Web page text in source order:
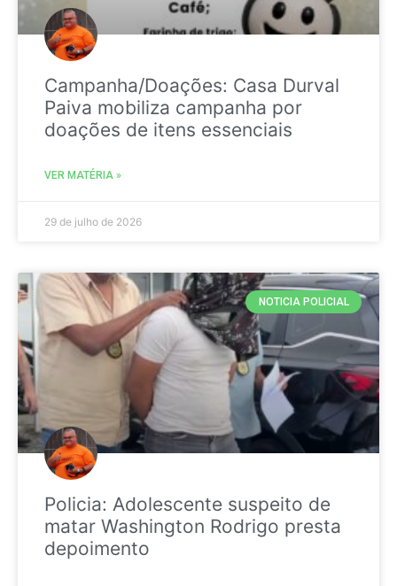
Campanha/Doações: Casa Durval
Paiva mobiliza campanha por
doações de itens essenciais
VER MATÉRIA »
29 de julho de 2026
NOTICIA POLICIAL
Policia: Adolescente suspeito de
matar Washington Rodrigo presta
depoimento